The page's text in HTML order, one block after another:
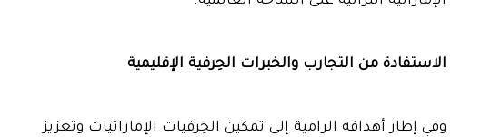
الاستفادة من التجارب والخبرات الحِرفية الإقليمية
وفي إطار أهدافه الرامية إلى تمكين الحِرفيات الإماراتيات وتعزيز